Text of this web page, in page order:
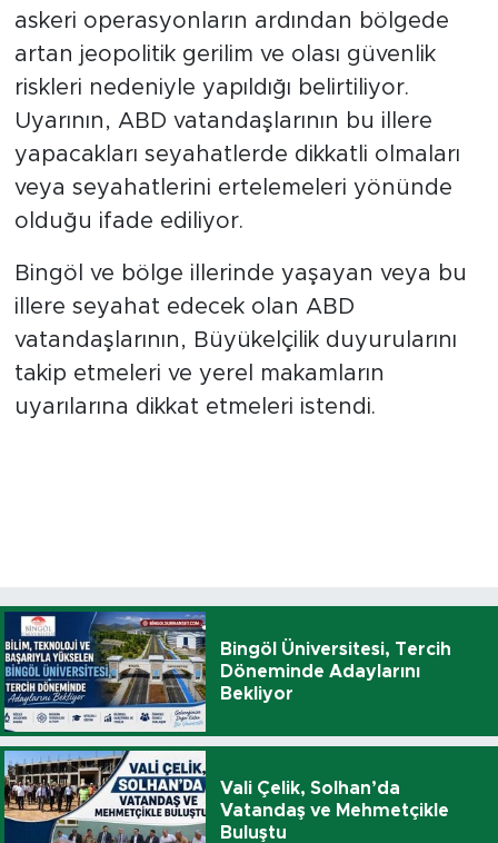
askeri operasyonların ardından bölgede
artan jeopolitik gerilim ve olası güvenlik
riskleri nedeniyle yapıldığı belirtiliyor.
Uyarının, ABD vatandaşlarının bu illere
yapacakları seyahatlerde dikkatli olmaları
veya seyahatlerini ertelemeleri yönünde
olduğu ifade ediliyor.
Bingöl ve bölge illerinde yaşayan veya bu
illere seyahat edecek olan ABD
vatandaşlarının, Büyükelçilik duyurularını
takip etmeleri ve yerel makamların
uyarılarına dikkat etmeleri istendi.
Bingöl Üniversitesi, Tercih
Döneminde Adaylarını
Bekliyor
Vali Çelik, Solhan’da
Vatandaş ve Mehmetçikle
Buluştu